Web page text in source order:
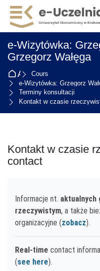
Skip to navigation
Skip to login form
Passer au contenu principal
Skip to accessibility options
Skip to footer
Skip accessibility options
e-Wizytówka:
Grzegorz Wałęga
Accueil
Cours
e-Wizytówka: Grzegorz
Terminy konsultacji
Kontakt w czasie
Kontakt w czasie
contact
Informacje nt. aktualnych
rzeczywistym, a także
organizacyjne (zobacz).
Real-time contact
(see here).